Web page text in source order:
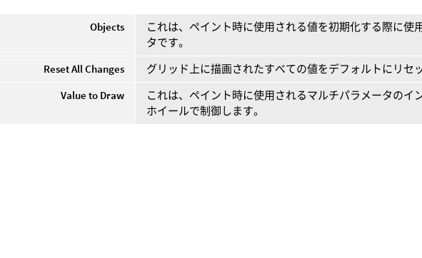
Objects
これは、ペイント時に使用される値を初期化する際に使
タです。
Reset All Changes
グリッド上に描画されたすべての値をデフォルトにリセ
Value to Draw
これは、ペイント時に使用されるマルチパラメータのイ
ホイールで制御します。